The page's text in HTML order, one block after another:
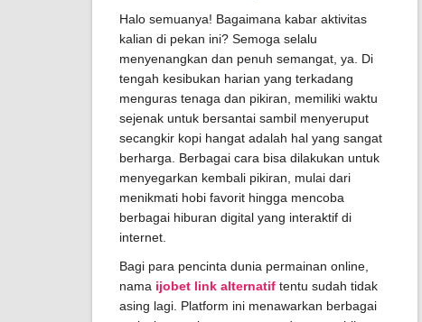
Halo semuanya! Bagaimana kabar aktivitas
kalian di pekan ini? Semoga selalu
menyenangkan dan penuh semangat, ya. Di
tengah kesibukan harian yang terkadang
menguras tenaga dan pikiran, memiliki waktu
sejenak untuk bersantai sambil menyeruput
secangkir kopi hangat adalah hal yang sangat
berharga. Berbagai cara bisa dilakukan untuk
menyegarkan kembali pikiran, mulai dari
menikmati hobi favorit hingga mencoba
berbagai hiburan digital yang interaktif di
internet.
Bagi para pencinta dunia permainan online,
nama ijobet link alternatif tentu sudah tidak
asing lagi. Platform ini menawarkan berbagai